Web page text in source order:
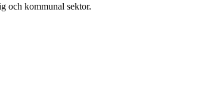
och kommunal sektor.